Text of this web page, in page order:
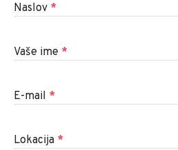
Naslov *
Vaše ime *
E-mail *
Lokacija *